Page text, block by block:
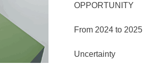
OPPORTUNITY
From 2024 to 2025
Uncertainty